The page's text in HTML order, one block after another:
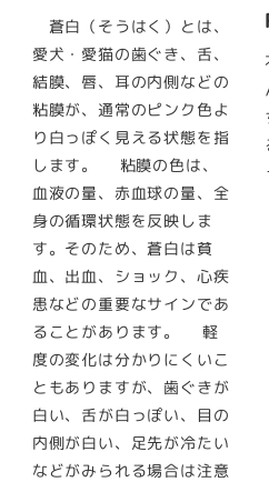
蒼白（そうはく）とは、
愛犬・愛猫の歯ぐき、舌、
結膜、唇、耳の内側などの
粘膜が、通常のピンク色よ
り白っぽく見える状態を指
します。 粘膜の色は、
血液の量、赤血球の量、全
身の循環状態を反映しま
す。そのため、蒼白は貧
血、出血、ショック、心疾
患などの重要なサインであ
ることがあります。 軽
度の変化は分かりにくいこ
ともありますが、歯ぐきが
白い、舌が白っぽい、目の
内側が白い、足先が冷たい
などがみられる場合は注意